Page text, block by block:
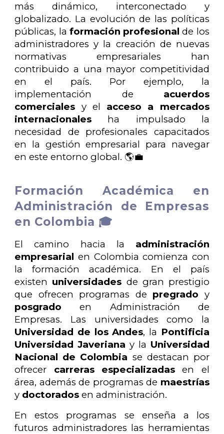
más dinámico, interconectado y
globalizado. La evolución de las políticas
públicas, la formación profesional de los
administradores y la creación de nuevas
normativas empresariales han
contribuido a una mayor competitividad
en el país. Por ejemplo, la
implementación de acuerdos
comerciales y el acceso a mercados
internacionales ha impulsado la
necesidad de profesionales capacitados
en la gestión empresarial para navegar
en este entorno global. 🌎💼
Formación Académica en
Administración de Empresas
en Colombia 🎓
El camino hacia la administración
empresarial en Colombia comienza con
la formación académica. En el país
existen universidades de gran prestigio
que ofrecen programas de pregrado y
posgrado en Administración de
Empresas. Las universidades como la
Universidad de los Andes, la Pontificia
Universidad Javeriana y la Universidad
Nacional de Colombia se destacan por
ofrecer carreras especializadas en el
área, además de programas de maestrías
y doctorados en administración.
En estos programas se enseña a los
futuros administradores las herramientas